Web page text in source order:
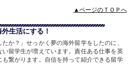
▲ページのＴＯＰへ
生活にする！
か？」せっかく夢の海外留学をしたのに、
留学生が増えています。責任ある仕事を英
繋がります。自信を持って紹介できる留学